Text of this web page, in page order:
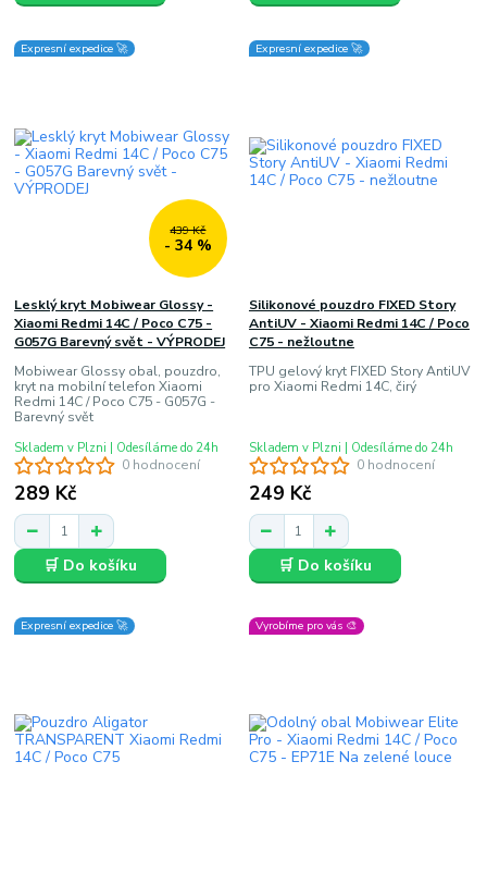
Expresní expedice 🚀
439 Kč
- 34 %
0 hodnocení
Lesklý kryt Mobiwear Glossy -
Xiaomi Redmi 14C / Poco C75 -
G057G Barevný svět - VÝPRODEJ
Mobiwear Glossy obal, pouzdro,
kryt na mobilní telefon Xiaomi
Redmi 14C / Poco C75 - G057G -
Barevný svět
289 Kč
Skladem v Plzni | Odesíláme do 24h
🛒 Do košíku
Expresní expedice 🚀
0 hodnocení
Silikonové pouzdro FIXED Story
AntiUV - Xiaomi Redmi 14C / Poco
C75 - nežloutne
TPU gelový kryt FIXED Story AntiUV
pro Xiaomi Redmi 14C, čirý
249 Kč
Skladem v Plzni | Odesíláme do 24h
🛒 Do košíku
Expresní expedice 🚀 Vyrobíme pro vás 🎨